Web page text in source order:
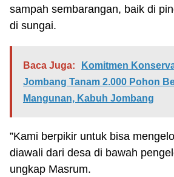
sampah sembarangan, baik di
di sungai.
Baca Juga:
Komitmen
Jombang Tanam 2.000 Pohon
Mangunan, Kabuh Jombang
”Kami berpikir untuk bisa
diawali dari desa di bawah
ungkap Masrum.